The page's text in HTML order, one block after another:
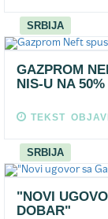
SRBIJA
GAZPROM
NIS-U NA 50%
TEKST
SRBIJA
"NOVI
DOBAR"